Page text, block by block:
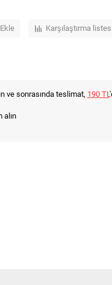
Karşılaştırma
ve sonrasında teslimat, 190 TL
alın